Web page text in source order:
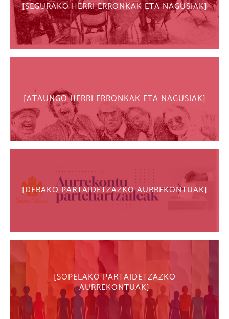
SEGURAKO HERRI ERRONKAK ETA NAGUSIAK
ATAUNGO HERRI ERRONKAK ETA NAGUSIAK
DEBAKO PARTAIDETZAZKO AURREKONTUAK
SOPELAKO PARTAIDETZAZKO
AURREKONTUAK